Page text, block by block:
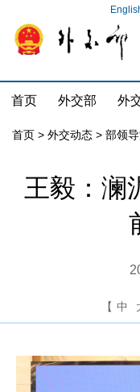
首页 外交部 外
首页 > 外交动态 > 部领
王毅：澜
【 中